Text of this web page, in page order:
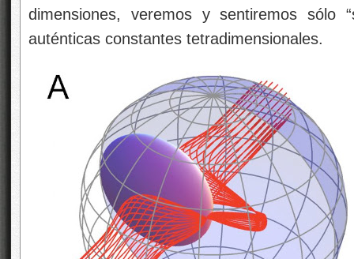
dimensiones, veremos y sentiremos sólo
auténticas constantes tetradimensionales.